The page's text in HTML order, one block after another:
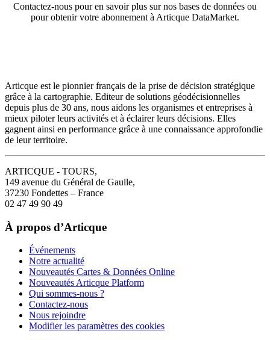
Contactez-nous pour en savoir plus sur nos bases de données ou
pour obtenir votre abonnement à Articque DataMarket.
Articque est le pionnier français de la prise de décision stratégique
grâce à la cartographie. Editeur de solutions géodécisionnelles
depuis plus de 30 ans, nous aidons les organismes et entreprises à
mieux piloter leurs activités et à éclairer leurs décisions. Elles
gagnent ainsi en performance grâce à une connaissance approfondie
de leur territoire.
ARTICQUE - TOURS,
149 avenue du Général de Gaulle,
37230 Fondettes – France
02 47 49 90 49
À propos d’Articque
Événements
Notre actualité
Nouveautés Cartes & Données Online
Nouveautés Articque Platform
Qui sommes-nous ?
Contactez-nous
Nous rejoindre
Modifier les paramètres des cookies